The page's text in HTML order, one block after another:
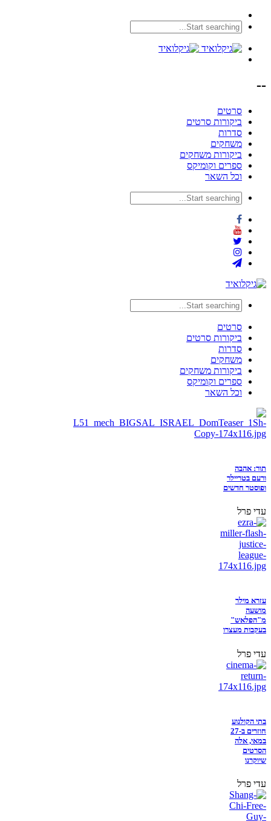
--
סרטים
ביקורות סרטים
סדרות
משחקים
ביקורות משחקים
ספרים וקומיקס
וכל השאר
סרטים
ביקורות סרטים
סדרות
משחקים
ביקורות משחקים
ספרים וקומיקס
וכל השאר
תור: אהבה
ורעם בטריילר
ופוסטר חדשים
עדי פרל
עזרא מילר
מושעה
מ"הפלאש"
בעקבות מעצרו
עדי פרל
בתי הקולנוע
חוזרים ב-27
במאי, אלה
הסרטים
שיוקרנו
עדי פרל